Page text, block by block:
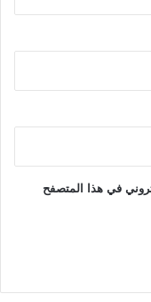
في هذا المتصفح